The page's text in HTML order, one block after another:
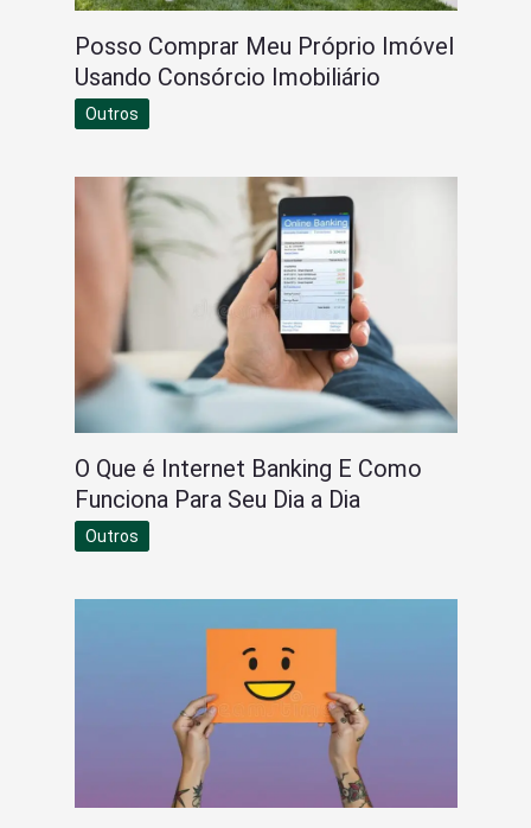
Posso Comprar Meu Próprio Imóvel
Usando Consórcio Imobiliário
Outros
O Que é Internet Banking E Como
Funciona Para Seu Dia a Dia
Outros